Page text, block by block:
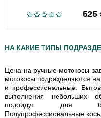
525
НА КАКИЕ ТИПЫ
Цена на ручные мотокосы
мотокосы подразделяются
и профессиональные.
выполнения небольших
подойдут для
Полупрофессиональные